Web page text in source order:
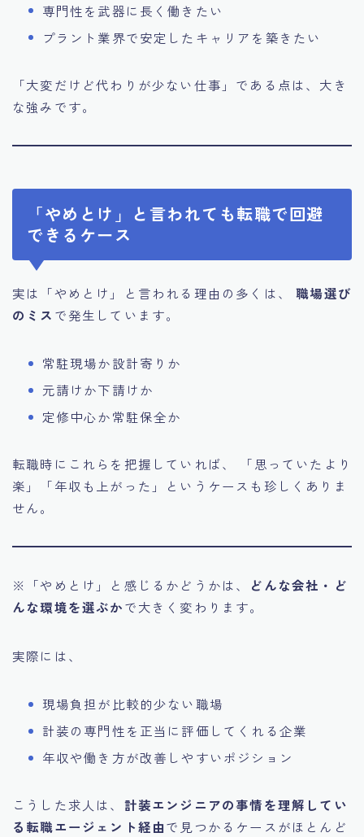
専門性を武器に長く働きたい
プラント業界で安定したキャリアを築きたい
「大変だけど代わりが少ない仕事」である点は、大き
な強みです。
「やめとけ」と言われても転職で回避
できるケース
実は「やめとけ」と言われる理由の多くは、職場選び
のミス で発生しています。
常駐現場か設計寄りか
元請けか下請けか
定修中心か常駐保全か
転職時にこれらを把握していれば、 「思っていたより
楽」「年収も上がった」というケースも珍しくありま
せん。
※「やめとけ」と感じるかどうかは、
どんな会社・ど
んな環境を選ぶかで大きく変わります。
実際には、
現場負担が比較的少ない職場
計装の専門性を正当に評価してくれる企業
年収や働き方が改善しやすいポジション
こうした求人は、 計装エンジニアの事情を理解してい
る転職エージェント経由で見つかるケースがほとんど